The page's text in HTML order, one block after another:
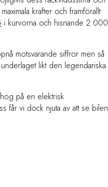
krafter och framförallt
i kurvorna och hisnande 2 000
motsvarande siffror men så
likt den legendariska
på en elektrisk
får vi dock njuta av att se bilen